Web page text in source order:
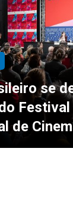
se
Festival
de